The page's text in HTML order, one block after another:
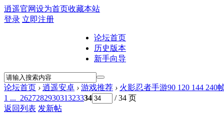
逍遥官网设为首页收藏本站
登录 立即注册
论坛首页
历史版本
新手向导
论坛首页 › 逍遥安卓 › 游戏推荐 › 火影忍者手游90 120 144 240
1 ... 262728293031323334
/ 34 页
返回列表 发新帖